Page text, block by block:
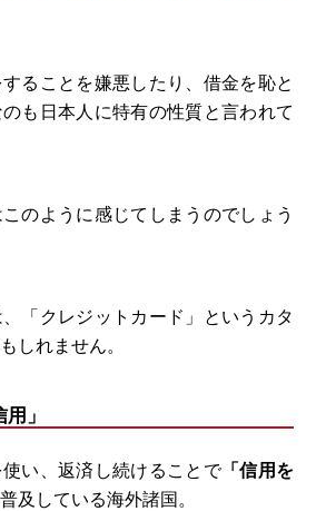
ることを嫌悪したり、借金を恥と
も日本人に特有の性質と言われて
のように感じてしまうのでしょう
「クレジットカード」というカタ
しれません。
」
い、返済し続けることで「信用を
及している海外諸国。